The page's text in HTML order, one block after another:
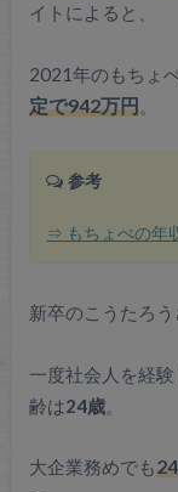
イトによると、
2021年のもちょ
定で942万円。
参考
⇒ もちょぺの年
新卒のこうたろう
一度社会人を経
齢は24歳。
大企業務めでも